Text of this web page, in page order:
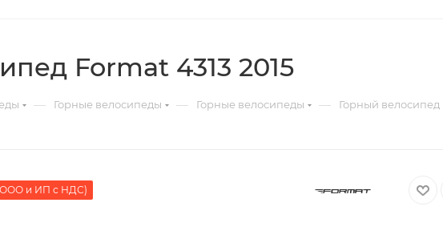
Format 4313 2015
— Горные велосипеды — Горные велосипеды — Горный велосипед
ООО и ИП с НДС)